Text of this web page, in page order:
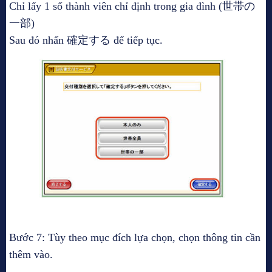
Chỉ lấy 1 số thành viên chỉ định trong gia đình (世帯の
一部)
Sau đó nhấn 確定する để tiếp tục.
Bước 7: Tùy theo mục đích lựa chọn, chọn thông tin cần
thêm vào.